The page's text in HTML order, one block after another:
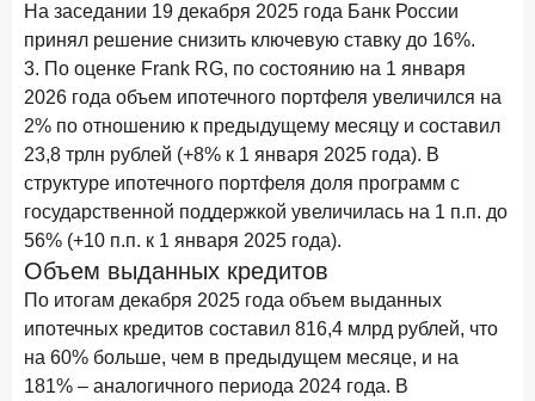
Маркетинговые акции брокеров: обзор механик и
трендов
10 апреля 2026 года
ДНК современного ипотечного клиента
7 апреля 2026 года ИССЛЕДОВАНИЕ
По итогам марта 2026 года объем выдач кредитов
составил 925,7 млрд руб.
26 марта 2026 года
Не экосистемой единой: как пользователи
25 марта 2026 года ИССЛЕДОВАНИЕ
Ипотека. Итоги работы крупнейших ипотечных банков
На заседании 19 декабря 2025 года Банк России
принял решение снизить ключевую ставку до 16%.
3. По оценке Frank RG, по состоянию на 1 января
2026 года объем ипотечного портфеля увеличился на
2% по отношению к предыдущему месяцу и составил
23,8 трлн рублей (+8% к 1 января 2025 года). В
структуре ипотечного портфеля доля программ с
государственной поддержкой увеличилась на 1 п.п. до
56% (+10 п.п. к 1 января 2025 года).
Объем выданных кредитов
По итогам декабря 2025 года объем выданных
ипотечных кредитов составил 816,4 млрд рублей, что
на 60% больше, чем в предыдущем месяце, и на
181% – аналогичного периода 2024 года. В